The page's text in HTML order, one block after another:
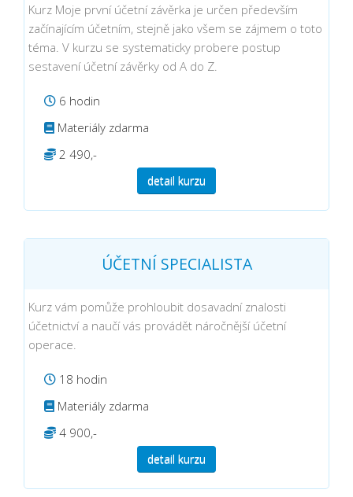
Kurz Moje první účetní závěrka je určen především
začínajícím účetním, stejně jako všem se zájmem o toto
téma. V kurzu se systematicky probere postup
sestavení účetní závěrky od A do Z.
6 hodin
Materiály zdarma
2 490,-
detail kurzu
ÚČETNÍ SPECIALISTA
Kurz vám pomůže prohloubit dosavadní znalosti
účetnictví a naučí vás provádět náročnější účetní
operace.
18 hodin
Materiály zdarma
4 900,-
detail kurzu